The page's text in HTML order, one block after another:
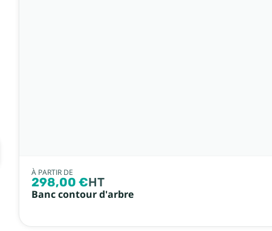
À PARTIR DE
298,00 €HT
Banc contour d'arbre